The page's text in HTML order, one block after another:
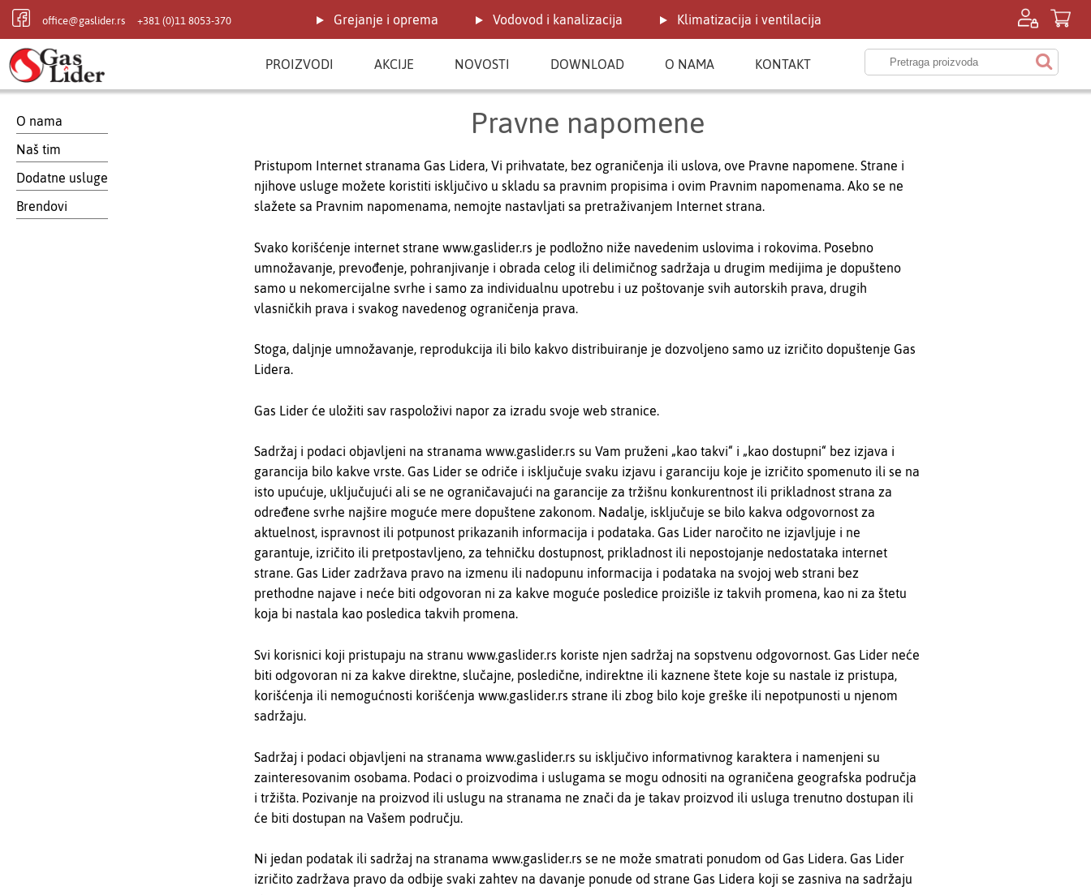
office@gaslider.rs +381 (0)11 8053-370 Grejanje i oprema Vodovod i kanalizacija Klimatizacija i ventilacija
PROIZVODI AKCIJE NOVOSTI DOWNLOAD O NAMA KONTAKT
Prijavite se
O nama
Naš tim
Dodatne usluge
Brendovi
Pravne napomene
Pristupom Internet stranama Gas Lidera, Vi prihvatate, bez ograničenja ili uslova, ove Pravne napomene. Strane i
njihove usluge možete koristiti isključivo u skladu sa pravnim propisima i ovim Pravnim napomenama. Ako se ne
slažete sa Pravnim napomenama, nemojte nastavljati sa pretraživanjem Internet strana.
Svako korišćenje internet strane www.gaslider.rs je podložno niže navedenim uslovima i rokovima. Posebno
umnožavanje, prevođenje, pohranjivanje i obrada celog ili delimičnog sadržaja u drugim medijima je dopušteno
samo u nekomercijalne svrhe i samo za individualnu upotrebu i uz poštovanje svih autorskih prava, drugih
vlasničkih prava i svakog navedenog ograničenja prava.
Stoga, daljnje umnožavanje, reprodukcija ili bilo kakvo distribuiranje je dozvoljeno samo uz izričito dopuštenje Gas
Lidera.
Gas Lider će uložiti sav raspoloživi napor za izradu svoje web stranice.
Sadržaj i podaci objavljeni na stranama www.gaslider.rs su Vam pruženi „kao takvi“ i „kao dostupni“ bez izjava i
garancija bilo kakve vrste. Gas Lider se odriče i isključuje svaku izjavu i garanciju koje je izričito spomenuto ili se na
isto upućuje, uključujući ali se ne ograničavajući na garancije za tržišnu konkurentnost ili prikladnost strana za
određene svrhe najšire moguće mere dopuštene zakonom. Nadalje, isključuje se bilo kakva odgovornost za
aktuelnost, ispravnost ili potpunost prikazanih informacija i podataka. Gas Lider naročito ne izjavljuje i ne
garantuje, izričito ili pretpostavljeno, za tehničku dostupnost, prikladnost ili nepostojanje nedostataka internet
strane. Gas Lider zadržava pravo na izmenu ili nadopunu informacija i podataka na svojoj web strani bez
prethodne najave i neće biti odgovoran ni za kakve moguće posledice proizišle iz takvih promena, kao ni za štetu
koja bi nastala kao posledica takvih promena.
Svi korisnici koji pristupaju na stranu www.gaslider.rs koriste njen sadržaj na sopstvenu odgovornost. Gas Lider neće
biti odgovoran ni za kakve direktne, slučajne, posledične, indirektne ili kaznene štete koje su nastale iz pristupa,
korišćenja ili nemogućnosti korišćenja www.gaslider.rs strane ili zbog bilo koje greške ili nepotpunosti u njenom
sadržaju.
Sadržaj i podaci objavljeni na stranama www.gaslider.rs su isključivo informativnog karaktera i namenjeni su
zainteresovanim osobama. Podaci o proizvodima i uslugama se mogu odnositi na ograničena geografska područja
i tržišta. Pozivanje na proizvod ili uslugu na stranama ne znači da je takav proizvod ili usluga trenutno dostupan ili
će biti dostupan na Vašem području.
Ni jedan podatak ili sadržaj na stranama www.gaslider.rs se ne može smatrati ponudom od Gas Lidera. Gas Lider
izričito zadržava pravo da odbije svaki zahtev na davanje ponude od strane Gas Lidera koji se zasniva na sadržaju